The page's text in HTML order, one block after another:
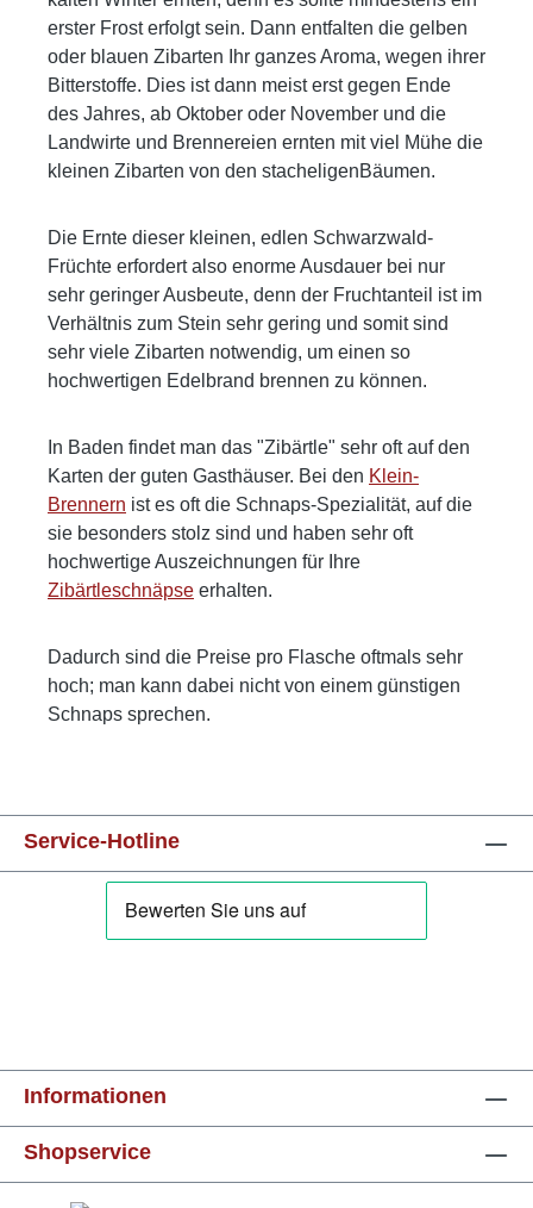
erster Frost erfolgt sein. Dann entfalten die gelben
oder blauen Zibarten Ihr ganzes Aroma, wegen ihrer
Bitterstoffe. Dies ist dann meist erst gegen Ende
des Jahres, ab Oktober oder November und die
Landwirte und Brennereien ernten mit viel Mühe die
kleinen Zibarten von den stacheligenBäumen.
Die Ernte dieser kleinen, edlen Schwarzwald-
Früchte erfordert also enorme Ausdauer bei nur
sehr geringer Ausbeute, denn der Fruchtanteil ist im
Verhältnis zum Stein sehr gering und somit sind
sehr viele Zibarten notwendig, um einen so
hochwertigen Edelbrand brennen zu können.
In Baden findet man das "Zibärtle" sehr oft auf den
Karten der guten Gasthäuser. Bei den Klein-
Brennern ist es oft die Schnaps-Spezialität, auf die
sie besonders stolz sind und haben sehr oft
hochwertige Auszeichnungen für Ihre
Zibärtleschnäpse erhalten.
Dadurch sind die Preise pro Flasche oftmals sehr
hoch; man kann dabei nicht von einem günstigen
Schnaps sprechen.
Service-Hotline
Informationen
Shopservice